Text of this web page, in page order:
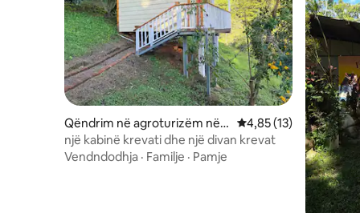
Qëndrim në agroturizëm në S
an Ignacio
Vlerësimi mesatar
4,85 (13)
një kabinë krevati dhe një divan krevat
Vendndodhja · Familje · Pamje